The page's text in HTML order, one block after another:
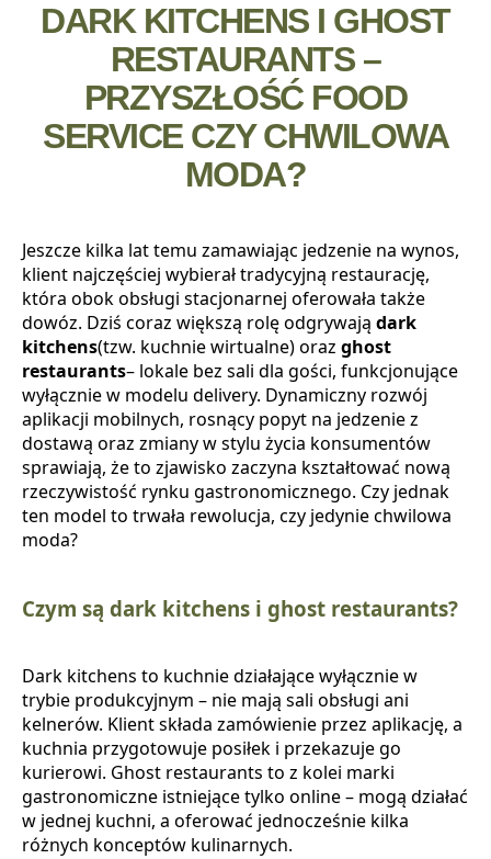
DARK KITCHENS I GHOST
RESTAURANTS –
PRZYSZŁOŚĆ FOOD
SERVICE CZY CHWILOWA
MODA?
Jeszcze kilka lat temu zamawiając jedzenie na wynos,
klient najczęściej wybierał tradycyjną restaurację,
która obok obsługi stacjonarnej oferowała także
dowóz. Dziś coraz większą rolę odgrywają dark
kitchens(tzw. kuchnie wirtualne) oraz ghost
restaurants– lokale bez sali dla gości, funkcjonujące
wyłącznie w modelu delivery. Dynamiczny rozwój
aplikacji mobilnych, rosnący popyt na jedzenie z
dostawą oraz zmiany w stylu życia konsumentów
sprawiają, że to zjawisko zaczyna kształtować nową
rzeczywistość rynku gastronomicznego. Czy jednak
ten model to trwała rewolucja, czy jedynie chwilowa
moda?
Czym są dark kitchens i ghost restaurants?
Dark kitchens to kuchnie działające wyłącznie w
trybie produkcyjnym – nie mają sali obsługi ani
kelnerów. Klient składa zamówienie przez aplikację, a
kuchnia przygotowuje posiłek i przekazuje go
kurierowi. Ghost restaurants to z kolei marki
gastronomiczne istniejące tylko online – mogą działać
w jednej kuchni, a oferować jednocześnie kilka
różnych konceptów kulinarnych.